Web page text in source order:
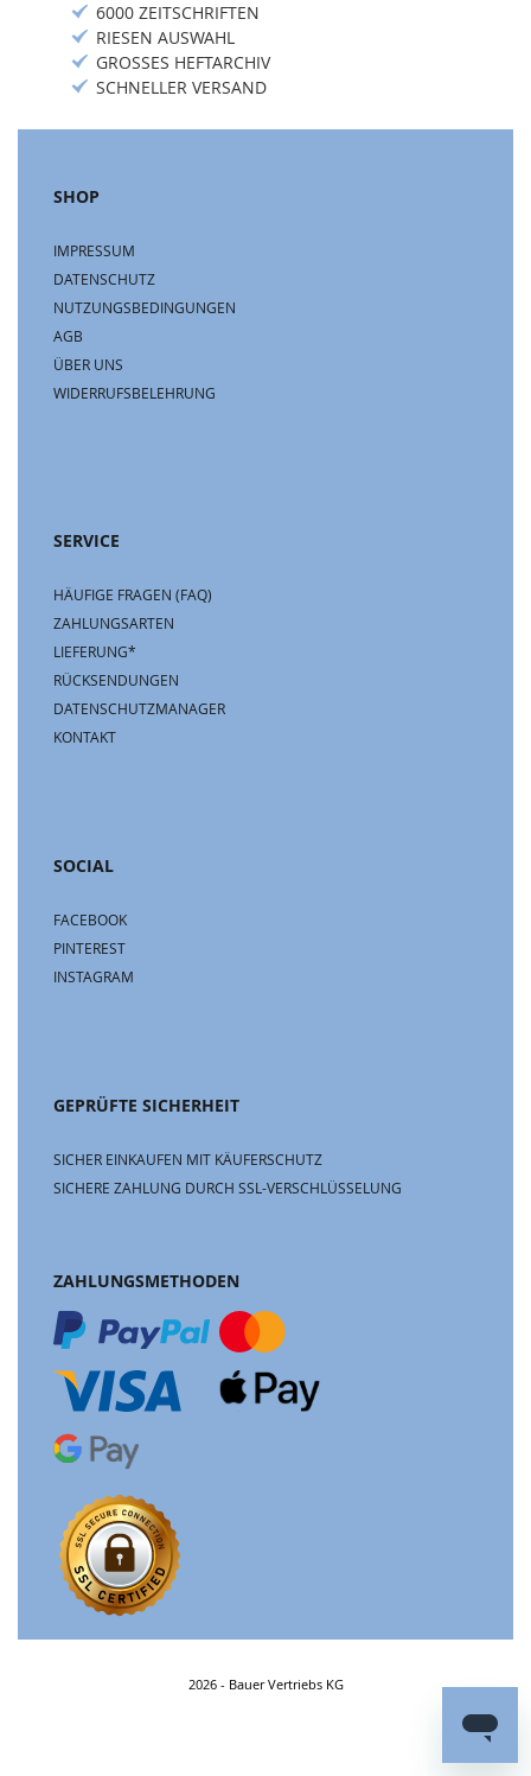
6000 ZEITSCHRIFTEN
RIESEN AUSWAHL
GROSSES HEFTARCHIV
SCHNELLER VERSAND
SHOP
IMPRESSUM
DATENSCHUTZ
NUTZUNGSBEDINGUNGEN
AGB
ÜBER UNS
WIDERRUFSBELEHRUNG
SERVICE
HÄUFIGE FRAGEN (FAQ)
ZAHLUNGSARTEN
LIEFERUNG*
RÜCKSENDUNGEN
DATENSCHUTZMANAGER
KONTAKT
SOCIAL
FACEBOOK
PINTEREST
INSTAGRAM
GEPRÜFTE SICHERHEIT
SICHER EINKAUFEN MIT KÄUFERSCHUTZ
SICHERE ZAHLUNG DURCH SSL-VERSCHLÜSSELUNG
ZAHLUNGSMETHODEN
2026 - Bauer Vertriebs KG